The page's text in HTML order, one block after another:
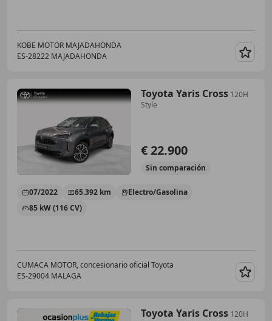
KOBE MOTOR MAJADAHONDA
ES-28222 MAJADAHONDA
Toyota Yaris Cross 120H
Style
€ 22.900
Sin comparación
07/2022 65.392 km
Electro/Gasolina
85 kW (116 CV)
CUMACA MOTOR, concesionario oficial Toyota
ES-29004 MALAGA
Toyota Yaris Cross 120H